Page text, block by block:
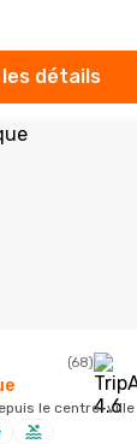
les détails
(68)
le centre-ville